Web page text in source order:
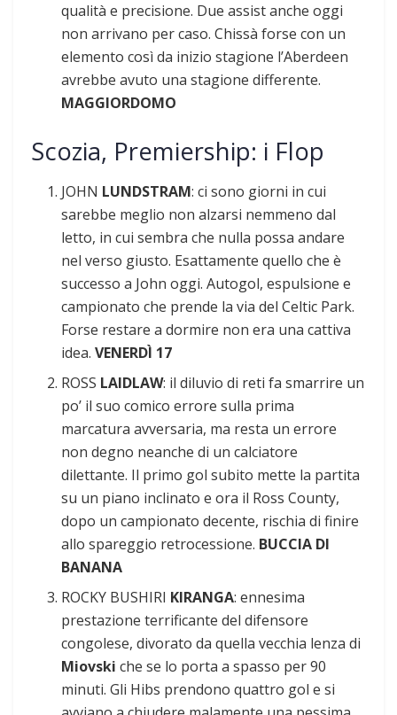
qualità e precisione. Due assist anche oggi
non arrivano per caso. Chissà forse con un
elemento così da inizio stagione l’Aberdeen
avrebbe avuto una stagione differente.
MAGGIORDOMO
Scozia, Premiership: i Flop
JOHN LUNDSTRAM: ci sono giorni in cui
sarebbe meglio non alzarsi nemmeno dal
letto, in cui sembra che nulla possa andare
nel verso giusto. Esattamente quello che è
successo a John oggi. Autogol, espulsione e
campionato che prende la via del Celtic Park.
Forse restare a dormire non era una cattiva
idea.VENERDÌ 17
ROSS LAIDLAW: il diluvio di reti fa smarrire un
po’ il suo comico errore sulla prima
marcatura avversaria, ma resta un errore
non degno neanche di un calciatore
dilettante. Il primo gol subito mette la partita
su un piano inclinato e ora il Ross County,
dopo un campionato decente, rischia di finire
allo spareggio retrocessione. BUCCIA DI
BANANA
ROCKY BUSHIRI KIRANGA: ennesima
prestazione terrificante del difensore
congolese, divorato da quella vecchia lenza di
Miovski che se lo porta a spasso per 90
minuti. Gli Hibs prendono quattro gol e si